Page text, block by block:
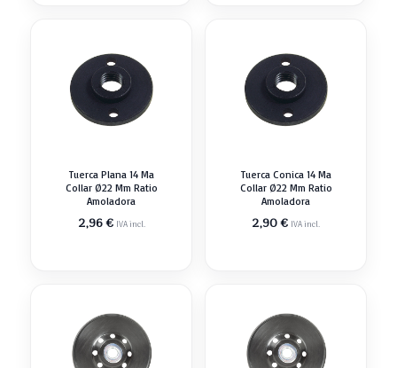
Tuerca Plana 14 Ma
Collar Ø22 Mm Ratio
Amoladora
2,96€ IVA incl.
Tuerca Conica 14 Ma
Collar Ø22 Mm Ratio
Amoladora
2,90€ IVA incl.